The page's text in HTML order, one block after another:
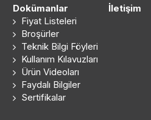
Dokümanlar
Fiyat Listeleri
Broşürler
Teknik Bilgi Föyleri
Kullanım Kılavuzları
Ürün Videoları
Faydalı Bilgiler
Sertifikalar
İletişim